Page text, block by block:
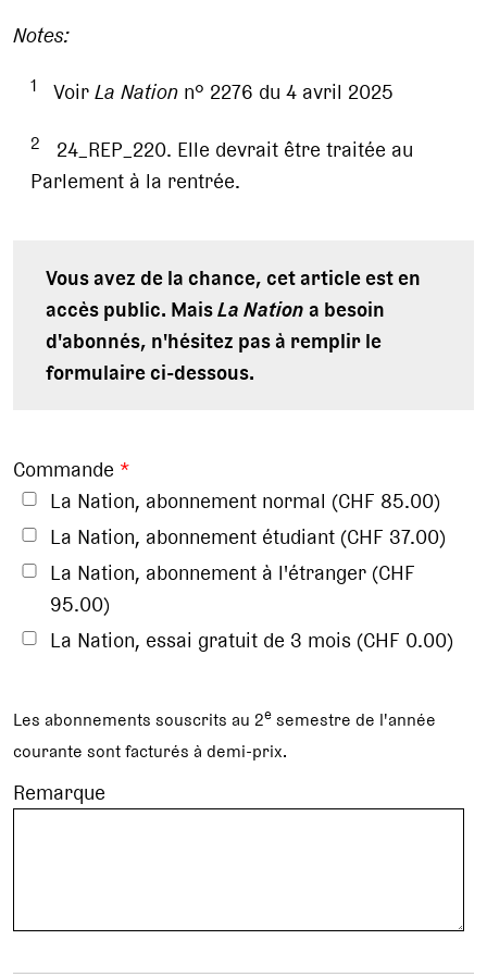
Notes:
1 VoirLa Nationn° 2276 du 4 avril 2025
2
24_REP_220. Elle devrait être traitée au
Parlement à la rentrée.
Vous avez de la chance, cet article est en
accès public. MaisLa Nationa besoin
d'abonnés, n'hésitez pas à remplir le
formulaire ci-dessous.
Commande *
La Nation, abonnement normal (CHF 85.00)
La Nation, abonnement étudiant (CHF 37.00)
La Nation, abonnement à l'étranger (CHF
95.00)
La Nation, essai gratuit de 3 mois (CHF 0.00)
Les abonnements souscrits au 2e semestre de l'année
courante sont facturés à demi-prix.
Remarque